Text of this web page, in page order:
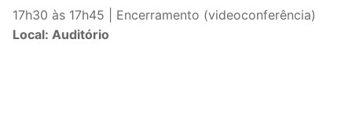
17h30 às 17h45 | Encerramento (videoconferência)
Local: Auditório